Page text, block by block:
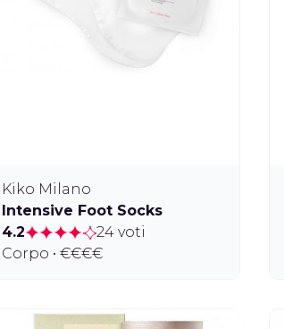
Kiko Milano
Intensive Foot Socks
4.2
24 voti
Corpo • €€€€